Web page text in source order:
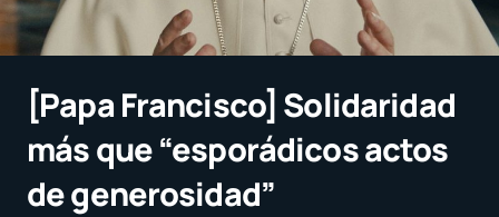
[Papa Francisco] Solidaridad
más que “esporádicos actos
de generosidad”